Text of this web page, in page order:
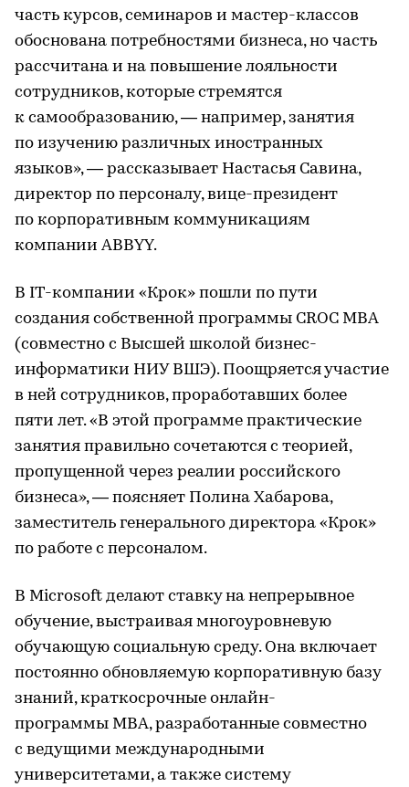
часть курсов, семинаров и мастер-классов
обоснована потребностями бизнеса, но часть
рассчитана и на повышение лояльности
сотрудников, которые стремятся
к самообразованию, — например, занятия
по изучению различных иностранных
языков», — рассказывает Настасья Савина,
директор по персоналу, вице-президент
по корпоративным коммуникациям
компании ABBYY.
В IT-компании «Крок» пошли по пути
создания собственной программы CROC MBA
(совместно с Высшей школой бизнес-
информатики НИУ ВШЭ). Поощряется участие
в ней сотрудников, проработавших более
пяти лет. «В этой программе практические
занятия правильно сочетаются с теорией,
пропущенной через реалии российского
бизнеса», — поясняет Полина Хабарова,
заместитель генерального директора «Крок»
по работе с персоналом.
В Microsoft делают ставку на непрерывное
обучение, выстраивая многоуровневую
обучающую социальную среду. Она включает
постоянно обновляемую корпоративную базу
знаний, краткосрочные онлайн-
программы MBA, разработанные совместно
с ведущими международными
университетами, а также систему